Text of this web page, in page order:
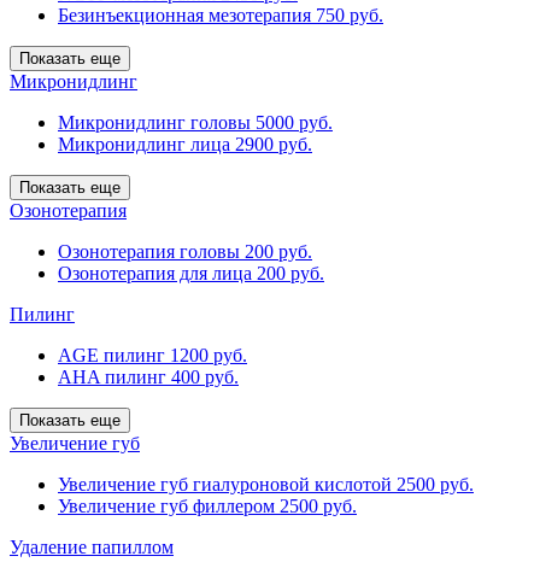
Безинъекционная мезотерапия 750 руб.
Показать еще
Микронидлинг
Микронидлинг головы 5000 руб.
Микронидлинг лица 2900 руб.
Показать еще
Озонотерапия
Озонотерапия головы 200 руб.
Озонотерапия для лица 200 руб.
Пилинг
AGE пилинг 1200 руб.
AHA пилинг 400 руб.
Показать еще
Увеличение губ
Увеличение губ гиалуроновой кислотой 2500 руб.
Увеличение губ филлером 2500 руб.
Удаление папиллом